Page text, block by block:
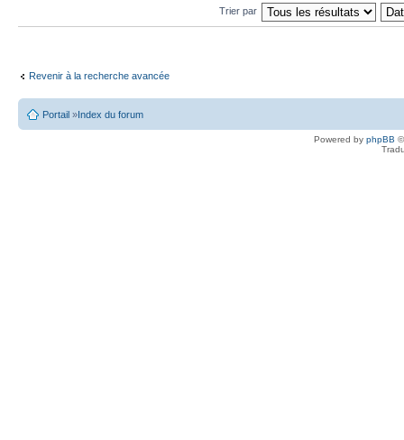
Trier par
Revenir à la recherche avancée
Portail »Index du forum
Powered by phpBB